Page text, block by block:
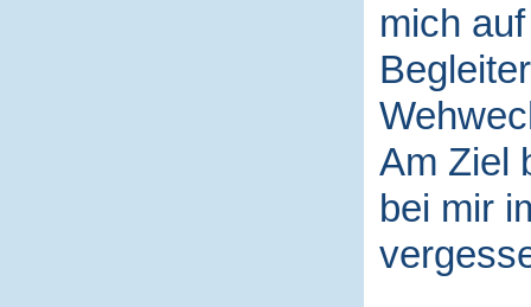
mich
Am Ziel
bei mir